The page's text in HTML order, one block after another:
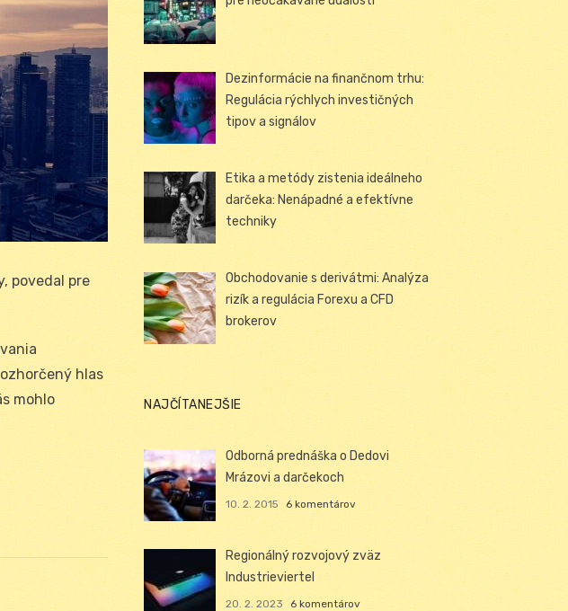
povedal pre
hlas
mohlo
Dezinformácie na finančnom trhu:
Regulácia rýchlych investičných
tipov a signálov
Etika a metódy zistenia ideálneho
darčeka: Nenápadné a efektívne
techniky
Obchodovanie s derivátmi: Analýza
rizík a regulácia Forexu a CFD
brokerov
NAJČÍTANEJŠIE
Odborná prednáška o Dedovi
Mrázovi a darčekoch
10. 2. 2015 6 komentárov
Regionálný rozvojový zväz
Industrieviertel
20. 2. 2023 6 komentárov